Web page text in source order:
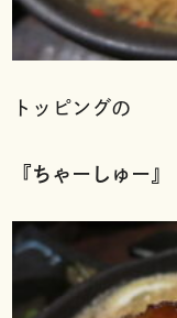
トッピングの
『ちゃーしゅー 』